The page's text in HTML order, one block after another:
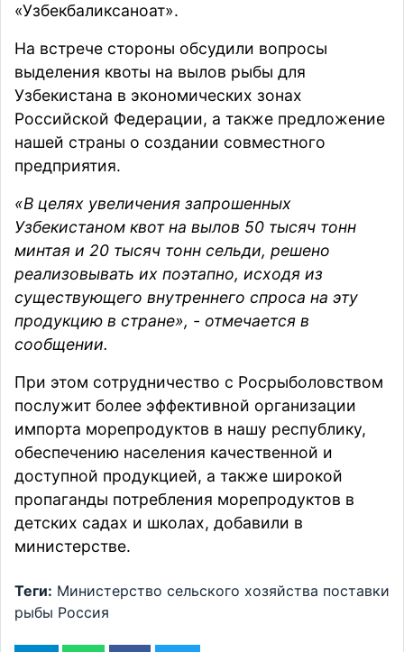
«Узбекбаликсаноат».
На встрече стороны обсудили вопросы
выделения квоты на вылов рыбы для
Узбекистана в экономических зонах
Российской Федерации, а также предложение
нашей страны о создании совместного
предприятия.
«В целях увеличения запрошенных
Узбекистаном квот на вылов 50 тысяч тонн
минтая и 20 тысяч тонн сельди, решено
реализовывать их поэтапно, исходя из
существующего внутреннего спроса на эту
продукцию в стране», - отмечается в
сообщении.
При этом сотрудничество с Росрыболовством
послужит более эффективной организации
импорта морепродуктов в нашу республику,
обеспечению населения качественной и
доступной продукцией, а также широкой
пропаганды потребления морепродуктов в
детских садах и школах, добавили в
министерстве.
Теги: Министерство сельского хозяйства поставки
рыбы Россия